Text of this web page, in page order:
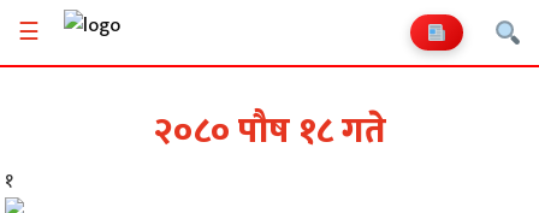
☰
२०८० पौष १८ गते
१